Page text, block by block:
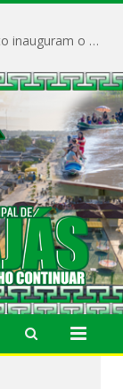
Prefeito Vivaldo Mendes e vice-prefeito Quito inauguram o CAPS e fortalecem a saúde pública em Anajás.